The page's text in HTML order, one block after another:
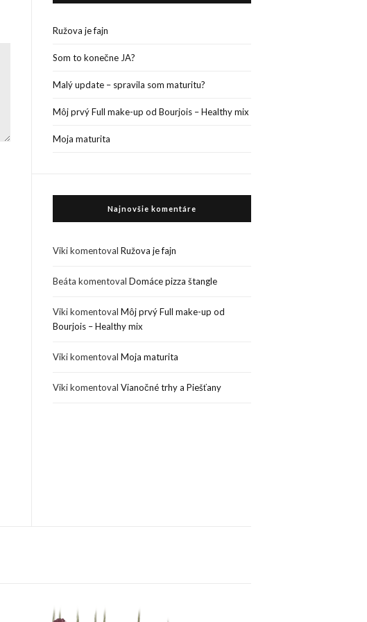
Ružova je fajn
Som to konečne JA?
Malý update – spravila som maturitu?
Môj prvý Full make-up od Bourjois – Healthy mix
Moja maturita
Najnovšie komentáre
VikikomentovalRužova je fajn
Beáta komentovalDomáce pizza štangle
VikikomentovalMôj prvý Full make-up od
Bourjois – Healthy mix
VikikomentovalMoja maturita
VikikomentovalVianočné trhy a Piešťany